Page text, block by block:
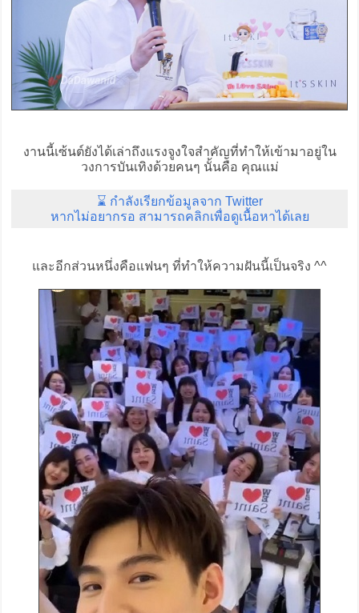
งานนี้เซ้นต์ยังได้เล่าถึงแรงจูงใจสำคัญที่ทำให้เข้ามาอยู่ใน
วงการบันเทิงด้วยคนๆ นั้นคือ คุณแม่
⌛ กำลังเรียกข้อมูลจาก Twitter
หากไม่อยากรอ สามารถคลิกเพื่อดูเนื้อหาได้เลย
และอีกส่วนหนึ่งคือแฟนๆ ที่ทำให้ความฝันนี้เป็นจริง ^^